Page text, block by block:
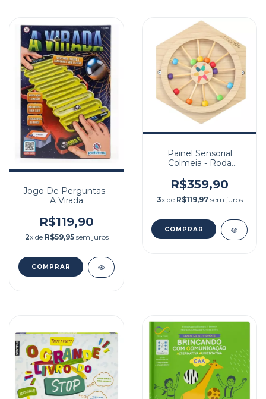
Jogo De Perguntas -
A Virada
R$119,90
2x de R$59,95sem juros
Painel Sensorial
Colmeia - Roda
R$359,90
3x de R$119,97sem juros